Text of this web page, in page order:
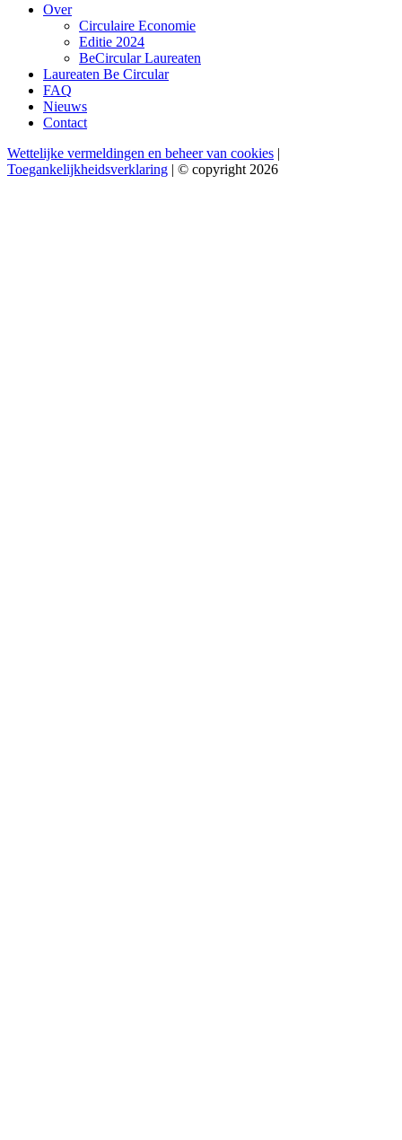
Over
Circulaire Economie
Editie 2024
BeCircular Laureaten
Laureaten Be Circular
FAQ
Nieuws
Contact
Wettelijke vermeldingen en beheer van cookies |
Toegankelijkheidsverklaring | © copyright 2026